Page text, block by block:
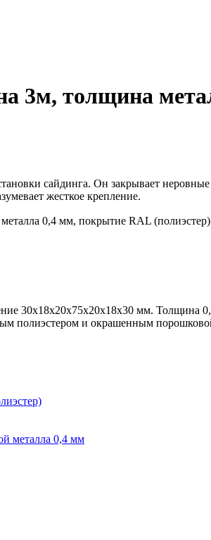
3м, толщина
сайдинга. Он закрывает
жесткое крепление.
0,4 мм, покрытие RAL (полиэстер)
30х18х20х75х20х18х30 мм.
полиэстером и окрашенным
металла 0,4 мм